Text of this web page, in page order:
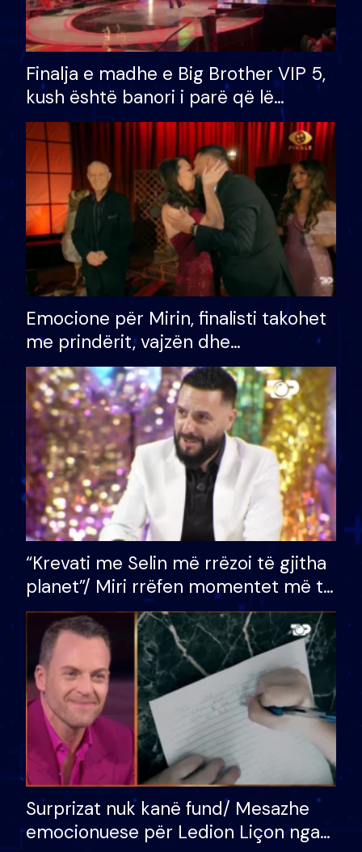
Finalja e madhe e Big Brother VIP 5,
kush është banori i parë që lë
shtëpinë dhe humb mundësinë për
të fituar çmimin e madh
Emocione për Mirin, finalisti takohet
me prindërit, vajzën dhe
bashkëshorten: S’kemi ndonjë letër
divorci apo jo?
“Krevati me Selin më rrëzoi të gjitha
planet”/ Miri rrëfen momentet më të
bukura në shtëpinë e BB VIP: Do më
mungojë zilja e mëngjesit kur…
Surprizat nuk kanë fund/ Mesazhe
emocionuese për Ledion Liçon nga